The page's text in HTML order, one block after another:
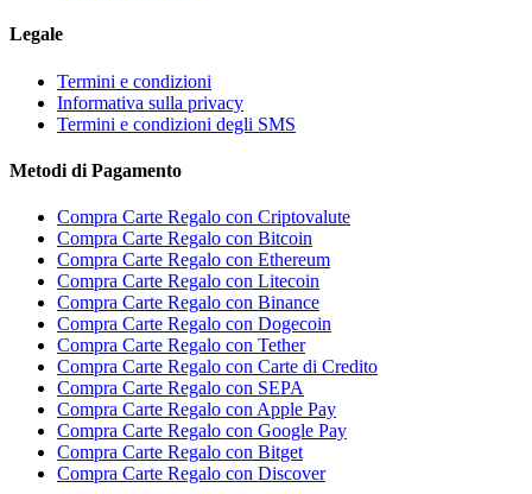
Legale
Termini e condizioni
Informativa sulla privacy
Termini e condizioni degli SMS
Metodi di Pagamento
Compra Carte Regalo con Criptovalute
Compra Carte Regalo con Bitcoin
Compra Carte Regalo con Ethereum
Compra Carte Regalo con Litecoin
Compra Carte Regalo con Binance
Compra Carte Regalo con Dogecoin
Compra Carte Regalo con Tether
Compra Carte Regalo con Carte di Credito
Compra Carte Regalo con SEPA
Compra Carte Regalo con Apple Pay
Compra Carte Regalo con Google Pay
Compra Carte Regalo con Bitget
Compra Carte Regalo con Discover